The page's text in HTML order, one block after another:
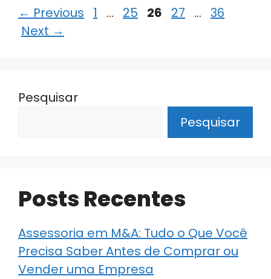
← Previous Page
1 … Page
25 Page
26 Page
27 … Page
36
Next →
Pesquisar
Pesquisar
Posts Recentes
Assessoria em M&A: Tudo o Que Você
Precisa Saber Antes de Comprar ou
Vender uma Empresa